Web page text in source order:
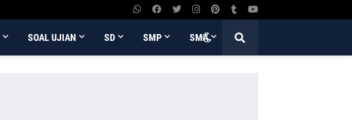
SOAL UJIAN SD SMP SMA